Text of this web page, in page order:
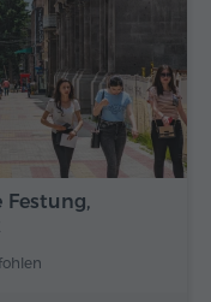
Festung,